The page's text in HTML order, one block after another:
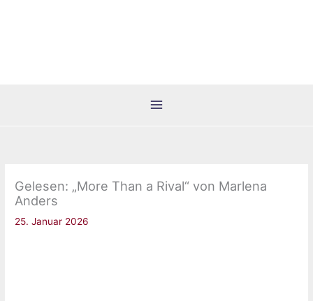
Gelesen: „More Than a Rival“ von Marlena
Anders
25. Januar 2026